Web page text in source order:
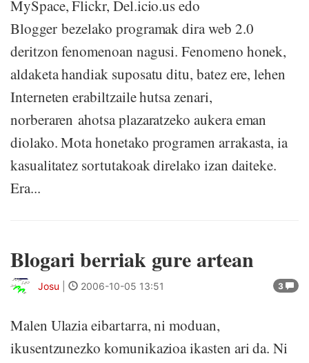
MySpace, Flickr, Del.icio.us edo
Blogger bezelako programak dira web 2.0
deritzon fenomenoan nagusi. Fenomeno honek,
aldaketa handiak suposatu ditu, batez ere, lehen
Interneten erabiltzaile hutsa zenari,
norberaren ahotsa plazaratzeko aukera eman
diolako. Mota honetako programen arrakasta, ia
kasualitatez sortutakoak direlako izan daiteke.
Era...
Blogari berriak gure artean
3
Josu 2006-10-05 13:51
Malen Ulazia eibartarra, ni moduan,
ikusentzunezko komunikazioa ikasten ari da. Ni